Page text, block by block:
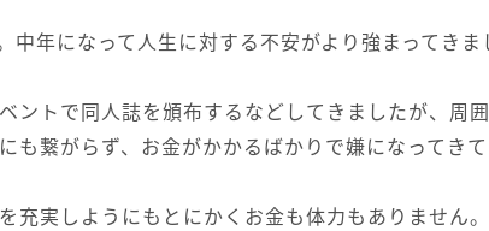
中年になって人生に対する不安がより強まってきま
ントで同人誌を頒布するなどしてきましたが、周
も繋がらず、お金がかかるばかりで嫌になってきて
充実しようにもとにかくお金も体力もありません